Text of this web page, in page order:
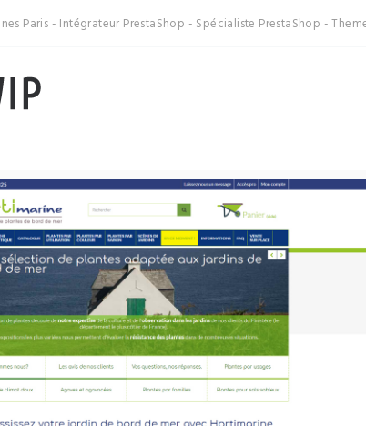
Paris - Intégrateur PrestaShop - Spécialiste PrestaShop -